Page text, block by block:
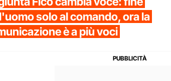
solo al comando, ora la
è a più voci